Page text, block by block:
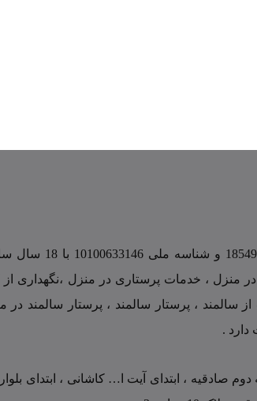
این مرکز به شماره ثبت
در منزل ، خدمات پرستاری در منزل ،نگهداری
سالمند ، پرستار سالمند ، پرستار سالمند در
دارد .
دوم صادقیه ، ابتدای آیت ا… کاشانی ، ابتدای